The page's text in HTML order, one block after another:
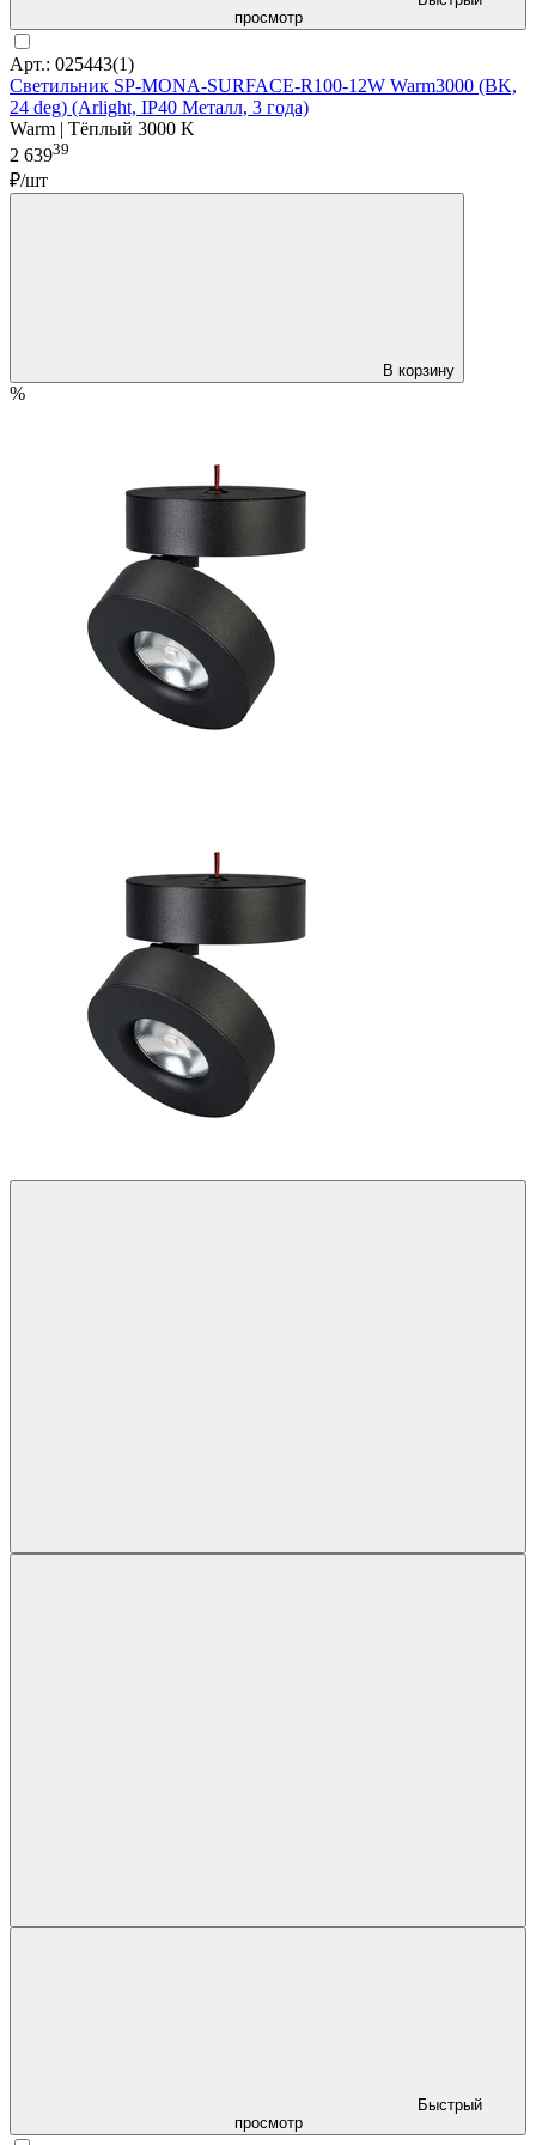
просмотр
Арт.: 025443(1)
Светильник SP-MONA-SURFACE-R100-12W Warm3000 (BK,
24 deg) (Arlight, IP40 Металл, 3 года)
Warm | Тёплый 3000 K
2 63939
₽/шт
В корзину
%
Быстрый
просмотр